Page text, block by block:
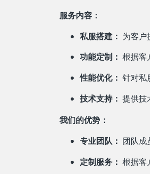
服务内容：
私服搭建： 为客户
功能定制： 根据客
性能优化： 针对私
技术支持： 提供技
我们的优势：
专业团队： 团队成
定制服务： 根据客